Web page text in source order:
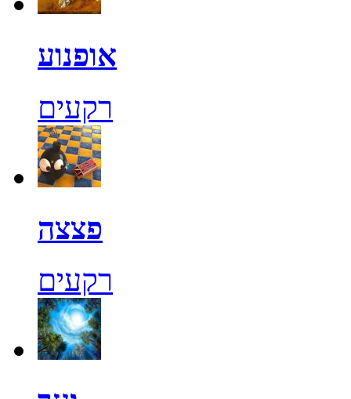
אופנוע
רקעים
פצצה
רקעים